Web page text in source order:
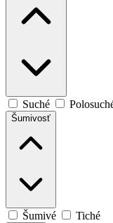
Suché
Šumivosť
Šumivé Tiché